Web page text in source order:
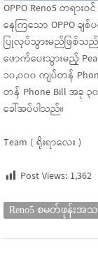
OPPO Reno5 တရာ
နေကြသော OPPO ခ
ပြုလုပ်သွားမည်ဖြစ်သ
ဖောက်ပေးသွားမည့်
၁၀,၀၀၀ ကျပ်တန်
တန် Phone Bill အခု ၃
ခေါ်အပ်ပါသည်။
Team ( ရိုးရာလေး )
Post Views: 1,362
Reno5 စမတ်ဖုန်းအ